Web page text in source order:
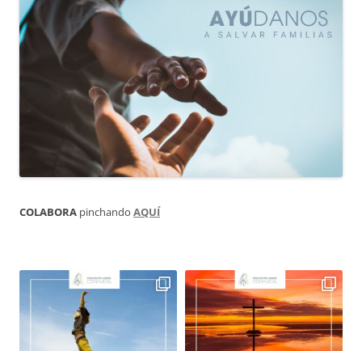
COLABORA pinchando AQUÍ